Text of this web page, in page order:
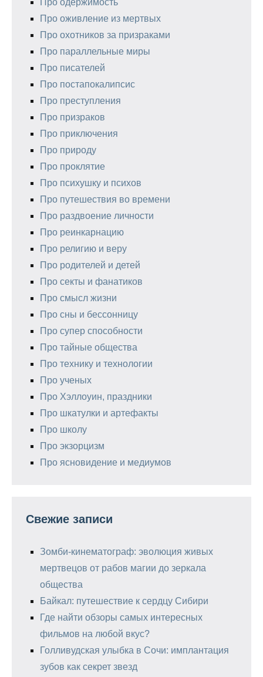
Про оживление из мертвых
Про охотников за призраками
Про параллельные миры
Про писателей
Про постапокалипсис
Про преступления
Про призраков
Про приключения
Про природу
Про проклятие
Про психушку и психов
Про путешествия во времени
Про раздвоение личности
Про реинкарнацию
Про религию и веру
Про родителей и детей
Про секты и фанатиков
Про смысл жизни
Про сны и бессонницу
Про супер способности
Про тайные общества
Про технику и технологии
Про ученых
Про Хэллоуин, праздники
Про шкатулки и артефакты
Про школу
Про экзорцизм
Про ясновидение и медиумов
Свежие записи
Зомби-кинематограф: эволюция живых
мертвецов от рабов магии до зеркала
общества
Байкал: путешествие к сердцу Сибири
Где найти обзоры самых интересных
фильмов на любой вкус?
Голливудская улыбка в Сочи: имплантация
зубов как секрет звезд